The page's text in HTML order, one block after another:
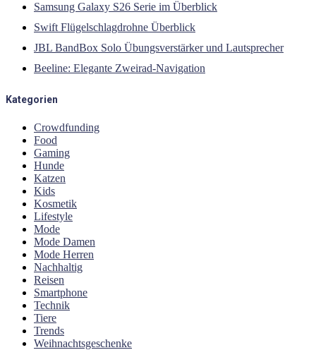
Samsung Galaxy S26 Serie im Überblick
Swift Flügelschlagdrohne Überblick
JBL BandBox Solo Übungsverstärker und Lautsprecher
Beeline: Elegante Zweirad-Navigation
Kategorien
Crowdfunding
Food
Gaming
Hunde
Katzen
Kids
Kosmetik
Lifestyle
Mode
Mode Damen
Mode Herren
Nachhaltig
Reisen
Smartphone
Technik
Tiere
Trends
Weihnachtsgeschenke